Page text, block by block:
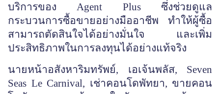
บริการของ Agent Plus ซึ่งช่วยดูแล
กระบวนการซื้อขายอย่างมืออาชีพ ทำให้ผู้ซื้อ
สามารถตัดสินใจได้อย่างมั่นใจ และเพิ่ม
ประสิทธิภาพในการลงทุนได้อย่างแท้จริง
นายหน้าอสังหาริมทรัพย์, เอเจ้นพลัส, Seven
Seas Le Carnival, เช่าคอนโดพัทยา, ขายคอน